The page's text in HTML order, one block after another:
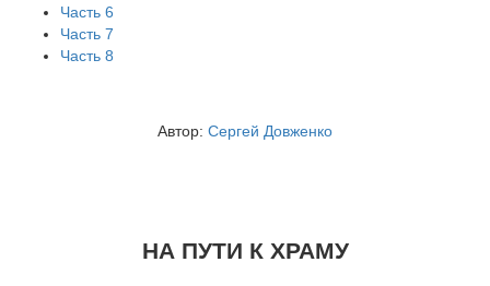
Часть 6
Часть 7
Часть 8
Автор: Сергей Довженко
НА ПУТИ К ХРАМУ